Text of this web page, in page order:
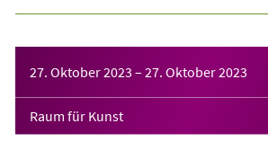
27. Oktober 2023 – 27. Oktober 2023
Raum für Kunst